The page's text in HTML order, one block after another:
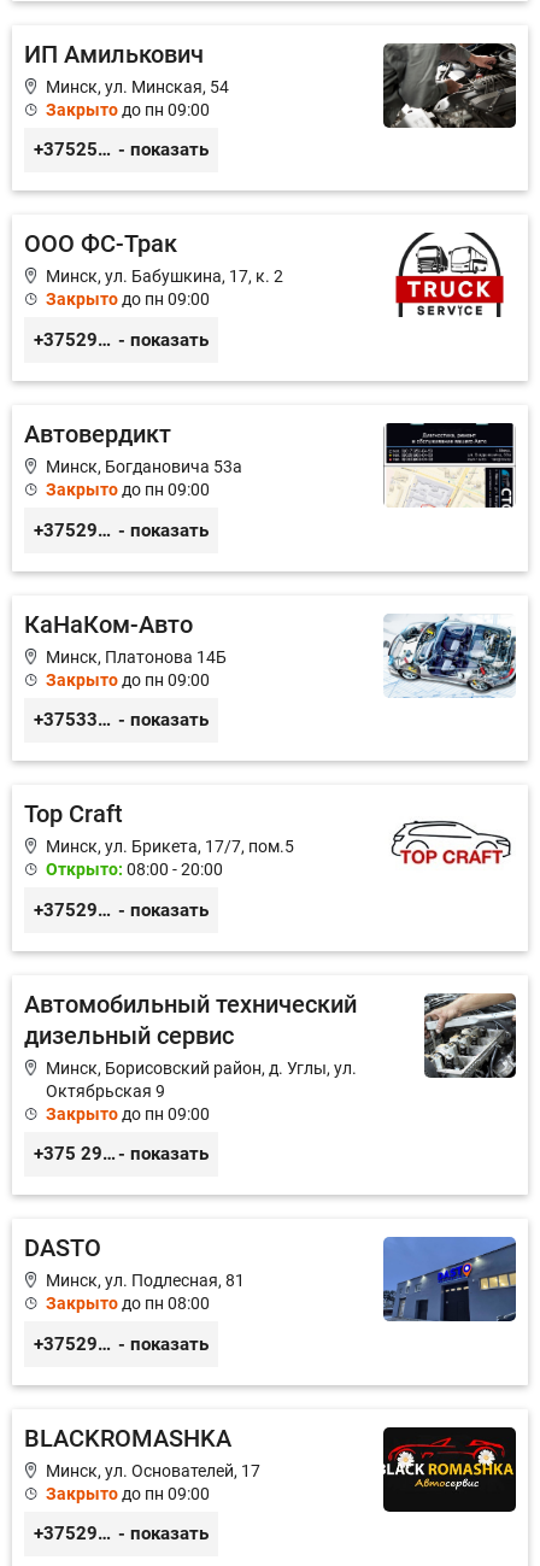
ИП Амилькович
Минск, ул. Минская, 54
Закрыто до пн 09:00
+375255355764 - показать
ООО ФС-Трак
Минск, ул. Бабушкина, 17, к. 2
Закрытодо пн 09:00
+375293970606 - показать
Автовердикт
Минск, Богдановича 53а
Закрыто до пн 09:00
+375296680450 - показать
КаНаКом-Авто
Минск, Платонова 14Б
Закрыто до пн 09:00
+375336756676 - показать
Top Craft
Минск, ул. Брикета, 17/7, пом.5
Открыто: 08:00 - 20:00
+375291414004 - показать
Автомобильный технический
дизельный сервис
Минск, Борисовский район, д. Углы, ул.
Октябрьская 9
Закрыто до пн 09:00
+375 29 3217422; +375 29 6130364- показать
DASTO
Минск, ул. Подлесная, 81
Закрыто до пн 08:00
+375296606560 - показать
BLACKROMASHKA
Минск, ул. Основателей, 17
Закрыто до пн 09:00
+375296651188 - показать